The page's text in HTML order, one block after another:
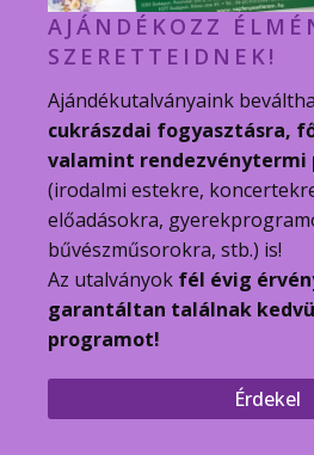
AJÁNDÉKOZZ
SZERETTEIDNEK!
Ajándékutalványaink
cukrászdai fogyasztásra,
valamint
(irodalmi estekre,
előadásokra,
bűvészműsorokra, stb.) is!
Az utalványok fél évig
garantáltan találnak
programot!
Érdekel